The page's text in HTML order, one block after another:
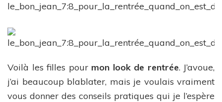
Voilà les filles pour mon look de rentrée. J’avoue,
j’ai beaucoup blablater, mais je voulais vraiment
vous donner des conseils pratiques qui je l’espère